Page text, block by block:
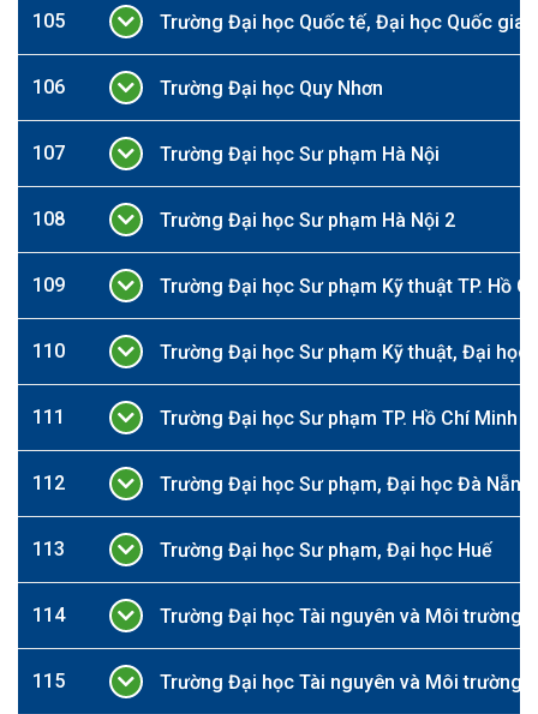
105 Trường Đại học Quốc tế, Đại học Quốc gia
106 Trường Đại học Quy Nhơn
107 Trường Đại học Sư phạm Hà Nội
108 Trường Đại học Sư phạm Hà Nội 2
109 Trường Đại học Sư phạm Kỹ thuật TP. Hồ
110 Trường Đại học Sư phạm Kỹ thuật, Đại học
111 Trường Đại học Sư phạm TP. Hồ Chí Minh
112 Trường Đại học Sư phạm, Đại học Đà Nẵng
113 Trường Đại học Sư phạm, Đại học Huế
114 Trường Đại học Tài nguyên và Môi trường
115 Trường Đại học Tài nguyên và Môi trường